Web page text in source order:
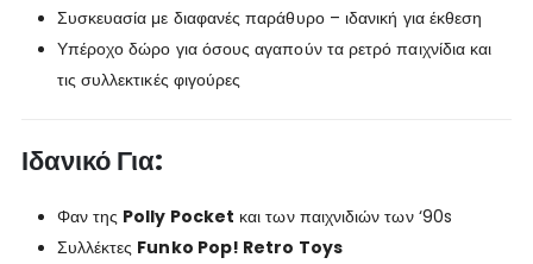
Συσκευασία με διαφανές παράθυρο – ιδανική για έκθεση
Υπέροχο δώρο για όσους αγαπούν τα ρετρό παιχνίδια και
τις συλλεκτικές φιγούρες
Ιδανικό Για:
Φαν της Polly Pocket και των παιχνιδιών των ‘90s
Συλλέκτες Funko Pop! Retro Toys